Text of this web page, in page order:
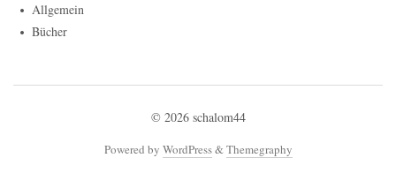
Allgemein
Bücher
© 2026 schalom44
Powered by WordPress&Themegraphy